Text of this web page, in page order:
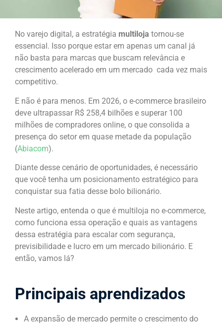
No varejo digital, a estratégia multiloja tornou-se
essencial. Isso porque estar em apenas um canal já
não basta para marcas que buscam relevância e
crescimento acelerado em um mercado cada vez mais
competitivo.
E não é para menos. Em 2026, o e-commerce brasileiro
deve ultrapassar R$ 258,4 bilhões e superar 100
milhões de compradores online, o que consolida a
presença do setor em quase metade da população
(Abiacom).
Diante desse cenário de oportunidades, é necessário
que você tenha um posicionamento estratégico para
conquistar sua fatia desse bolo bilionário.
Neste artigo, entenda o que é multiloja no e-commerce,
como funciona essa operação e quais as vantagens
dessa estratégia para escalar com segurança,
previsibilidade e lucro em um mercado bilionário. E
então, vamos lá?
Principais aprendizados
A expansão de mercado permite o crescimento do